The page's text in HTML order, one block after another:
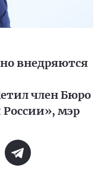
внедряются
член Бюро
мэр